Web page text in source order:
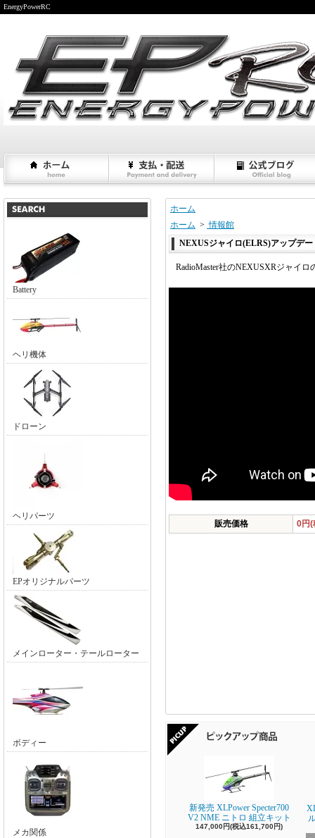
EnergyPowerRC
Battery
ヘリ機体
ドローン
ヘリパーツ
EPオリジナルパーツ
メインローター・テールローター
ボディー
メカ関係
ホーム
ホーム > 情報館
NEXUSジャイロ(ELRS)アップデー
RadioMaster社のNEXUSXRジャイ
販売価格 0円(
新発売 XLPower Specter700
V2 NME ニトロ 組立キット
147,000円(税込161,700円)